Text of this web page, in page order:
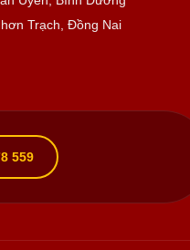
Trạch, Đồng Nai
559